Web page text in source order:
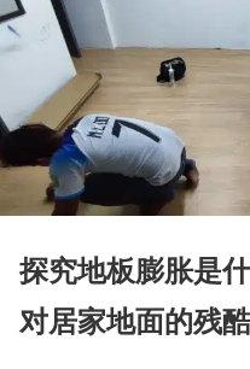
探究地板膨胀是
对居家地面的残